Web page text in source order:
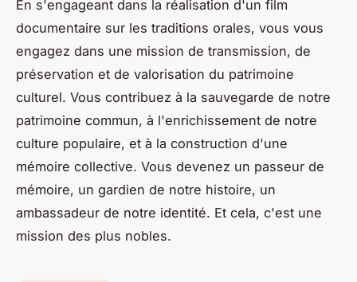
En s'engageant dans la réalisation d'un film
documentaire sur les traditions orales, vous vous
engagez dans une mission de transmission, de
préservation et de valorisation du patrimoine
culturel. Vous contribuez à la sauvegarde de notre
patrimoine commun, à l'enrichissement de notre
culture populaire, et à la construction d'une
mémoire collective. Vous devenez un passeur de
mémoire, un gardien de notre histoire, un
ambassadeur de notre identité. Et cela, c'est une
mission des plus nobles.